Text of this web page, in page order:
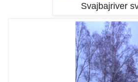
Svajbajriver